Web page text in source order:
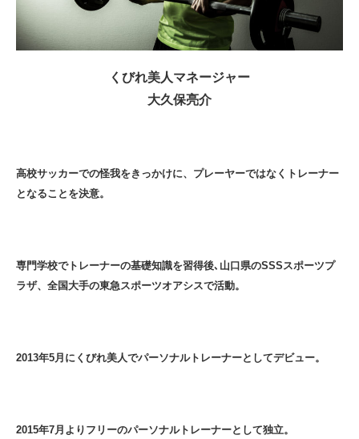
くびれ美人マネージャー
大久保亮介
高校サッカーでの怪我をきっかけに、プレーヤーではなくトレーナー
となることを決意。
専門学校でトレーナーの基礎知識を習得後､山口県のSSSスポーツプ
ラザ、全国大手の東急スポーツオアシスで活動。
2013年5月にくびれ美人でパーソナルトレーナーとしてデビュー。
2015年7月よりフリーのパーソナルトレーナーとして独立。